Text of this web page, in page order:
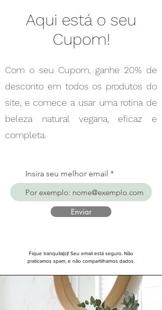
Aqui está o seu
Cupom!
Com o seu Cupom, ganhe 20% de
desconto em todos os produtos do
site, e comece a usar uma rotina de
beleza natural vegana, eficaz e
completa.
Insira seu melhor email
Enviar
Fique tranquila(o)! Seu email está seguro. Não
praticamos spam, e não compartilhamos dados.